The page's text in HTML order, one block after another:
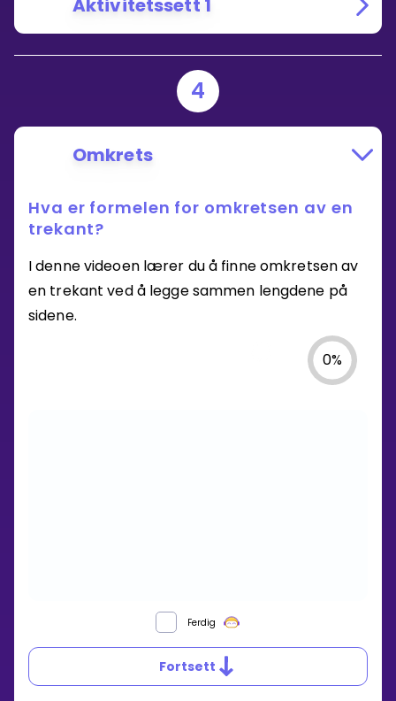
Aktivitetssett 1
4
Omkrets
Hva er formelen for omkretsen av en
trekant?
I denne videoen lærer du å finne omkretsen av
en trekant ved å legge sammen lengdene på
sidene.
0%
Ferdig
Fortsett